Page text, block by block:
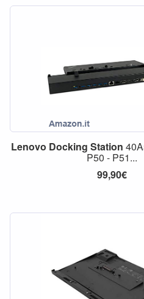
Lenovo Docking Station
P50 - P51...
99,90€